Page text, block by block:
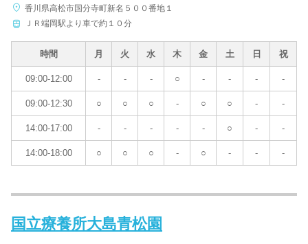
香川県高松市国分寺町新名５００番地１
ＪＲ端岡駅より車で約１０分
時間 月 火 水 木 金 土 日 祝
09:00-12:00 - - - ○ - - - -
09:00-12:30 ○ ○ ○ - ○ ○ - -
14:00-17:00 - - - - - ○ - -
14:00-18:00 ○ ○ ○ - ○ - - -
国立療養所大島青松園